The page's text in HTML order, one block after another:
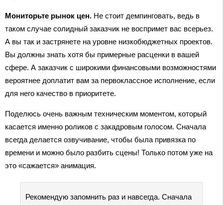
Мониторьте рынок цен. Не стоит демпинговать, ведь в
таком случае солидный заказчик не воспримет вас всерьез.
А вы так и застрянете на уровне низкобюджетных проектов.
Вы должны знать хотя бы примерные расценки в вашей
сфере. А заказчик с широкими финансовыми возможностями
вероятнее доплатит вам за первоклассное исполнение, если
для него качество в приоритете.
Поделюсь очень важным техническим моментом, который
касается именно роликов с закадровым голосом. Сначала
всегда делается озвучивание, чтобы была привязка по
времени и можно было разбить сцены! Только потом уже на
это «сажается» анимация.
Рекомендую запомнить раз и навсегда. Сначала